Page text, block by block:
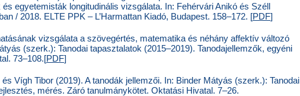
egyetemisták longitudinális vizsgálata. In: Fehérvári Anikó és Széll
/ 2018. ELTE PPK – L’Harmattan Kiadó, Budapest. 158–172. [PDF]
vizsgálata a szövegértés, matematika és néhány affektív változó
(szerk.): Tanodai tapasztalatok (2015–2019). Tanodajellemzők, egyéni
73–108.[PDF]
Vígh Tibor (2019). A tanodák jellemzői. In: Binder Mátyás (szerk.): Tanodai
mérés. Záró tanulmánykötet. Oktatási Hivatal. 7–26.